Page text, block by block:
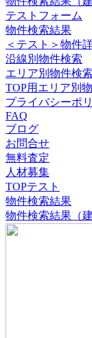
テストフォーム
物件検索結果
＜テスト＞物件
沿線別物件検索
エリア別物件検索
TOP用エリア別
プライバシーポ
FAQ
ブログ
お問合せ
無料査定
人材募集
TOPテスト
物件検索結果
物件検索結果（建